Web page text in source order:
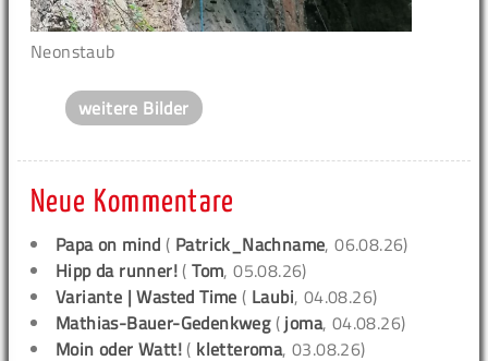
Neonstaub
weitere Bilder
Neue Kommentare
Papa on mind ( Patrick_Nachname, 06.08.26)
Hipp da runner! (Tom, 05.08.26)
Variante | Wasted Time ( Laubi, 04.08.26)
Mathias-Bauer-Gedenkweg( joma, 04.08.26)
Moin oder Watt! ( kletteroma, 03.08.26)